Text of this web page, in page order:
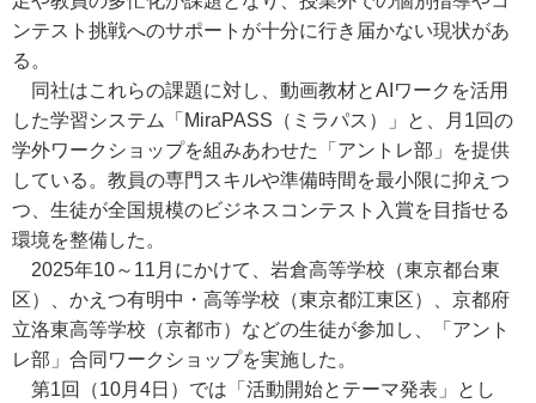
ンテスト挑戦へのサポートが十分に行き届かない現状があ
る。
同社はこれらの課題に対し、動画教材とAIワークを活用
した学習システム「MiraPASS（ミラパス）」と、月1回の
学外ワークショップを組みあわせた「アントレ部」を提供
している。教員の専門スキルや準備時間を最小限に抑えつ
つ、生徒が全国規模のビジネスコンテスト入賞を目指せる
環境を整備した。
2025年10～11月にかけて、岩倉高等学校（東京都台東
区）、かえつ有明中・高等学校（東京都江東区）、京都府
立洛東高等学校（京都市）などの生徒が参加し、「アント
レ部」合同ワークショップを実施した。
第1回（10月4日）では「活動開始とテーマ発表」とし